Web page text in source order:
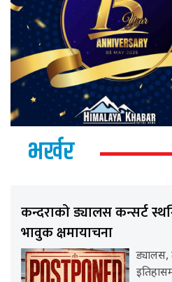
भर्खर
कन्दराको ड्यालस कन्सर्ट
भावुक क्षमायाचना
ड्यालस,